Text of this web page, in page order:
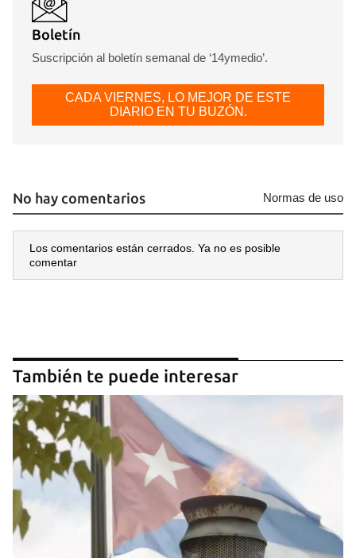
Boletín
Suscripción al boletín semanal de ‘14ymedio’.
CADA VIERNES, LO MEJOR DE ESTE
DIARIO EN TU BUZÓN.
No hay comentarios Normas de uso
Los comentarios están cerrados. Ya no es posible
comentar
También te puede interesar